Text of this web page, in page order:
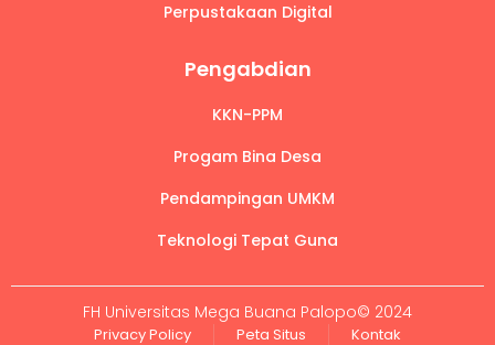
Perpustakaan Digital
Pengabdian
KKN-PPM
Progam Bina Desa
Pendampingan UMKM
Teknologi Tepat Guna
FH Universitas Mega Buana Palopo© 2024
Privacy Policy Peta Situs Kontak